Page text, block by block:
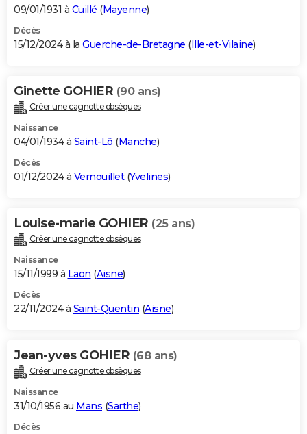
09/01/1931 à Cuillé (Mayenne)
Décès
15/12/2024 à la Guerche-de-Bretagne (Ille-et-Vilaine)
Ginette GOHIER (90 ans)
Créer une cagnotte obsèques
Naissance
04/01/1934 à Saint-Lô (Manche)
Décès
01/12/2024 à Vernouillet(Yvelines)
Louise-marie GOHIER (25 ans)
Créer une cagnotte obsèques
Naissance
15/11/1999 à Laon (Aisne)
Décès
22/11/2024 à Saint-Quentin (Aisne)
Jean-yves GOHIER (68 ans)
Créer une cagnotte obsèques
Naissance
31/10/1956 au Mans (Sarthe)
Décès